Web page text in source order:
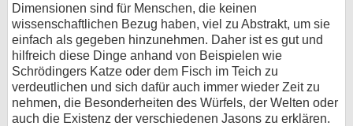
Dimensionen sind für Menschen, die keinen
wissenschaftlichen Bezug haben, viel zu Abstrakt, um sie
einfach als gegeben hinzunehmen. Daher ist es gut und
hilfreich diese Dinge anhand von Beispielen wie
Schrödingers Katze oder dem Fisch im Teich zu
verdeutlichen und sich dafür auch immer wieder Zeit zu
nehmen, die Besonderheiten des Würfels, der Welten oder
auch die Existenz der verschiedenen Jasons zu erklären.